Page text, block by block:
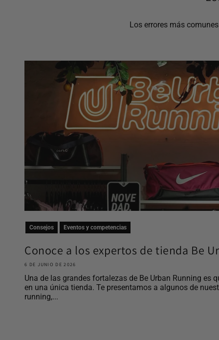
Los errores más
Consejos Eventos y competencias
Conoce a los expertos de tienda Be
6 DE JUNIO DE 2026
Una de las grandes fortalezas de Be Urban Running es
en una única tienda. Te presentamos a algunos de
running,...